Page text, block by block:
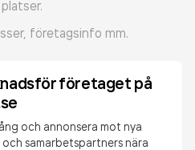
företagsinfo mm.
företaget på
och annonsera mot nya
och samarbetspartners nära